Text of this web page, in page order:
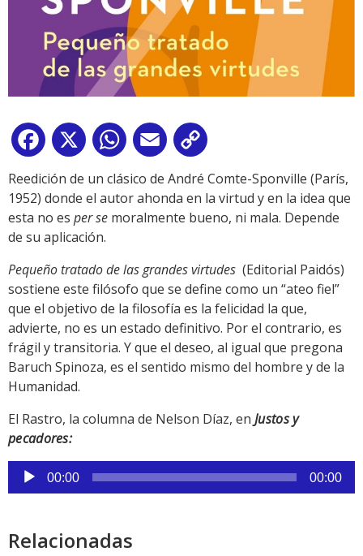
Facebook
X WhatsApp
Email
Link
Reedición de un clásico de André Comte-Sponville (París,
1952) donde el autor ahonda en la virtud y en la idea que
esta no es per se moralmente bueno, ni mala. Depende
de su aplicación.
Pequeño tratado de las grandes virtudes (Editorial Paidós)
sostiene este filósofo que se define como un “ateo fiel”
que el objetivo de la filosofía es la felicidad la que,
advierte, no es un estado definitivo. Por el contrario, es
frágil y transitoria. Y que el deseo, al igual que pregona
Baruch Spinoza, es el sentido mismo del hombre y de la
Humanidad.
El Rastro, la columna de Nelson Díaz, en Justos y
pecadores:
Reproductor
de
00:00 00:00
Relacionadas